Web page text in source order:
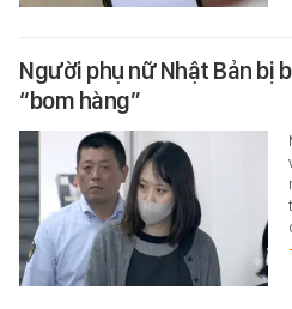
Người phụ nữ Nhật Bản bị
“bom hàng”